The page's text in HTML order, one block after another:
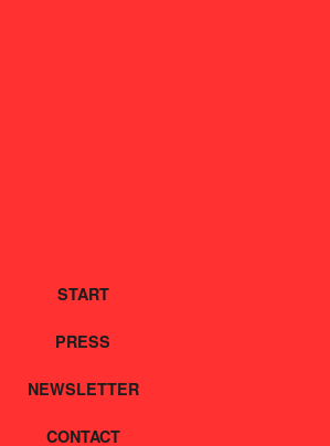
START
PRESS
NEWSLETTER
CONTACT